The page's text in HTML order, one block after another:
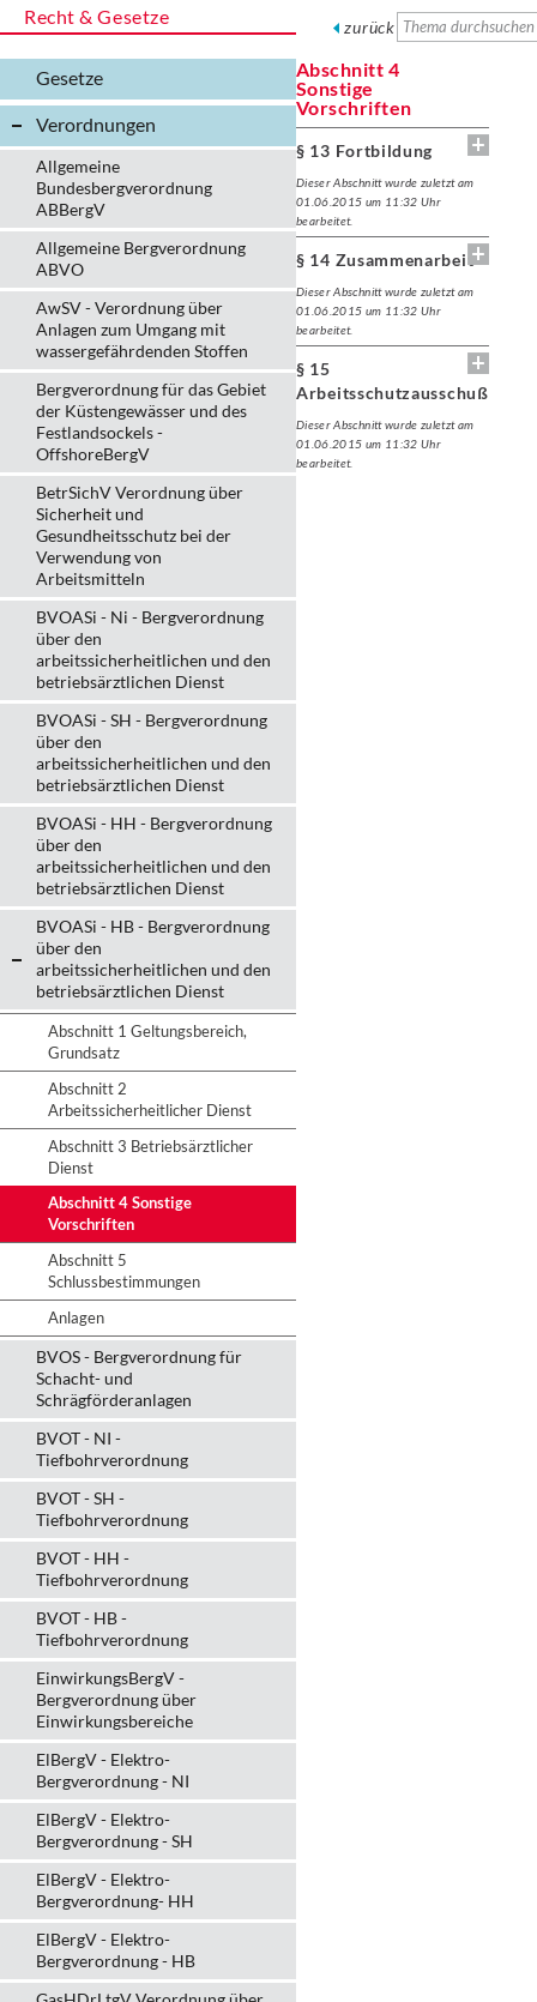
Recht & Gesetze
Gesetze
Verordnungen
Allgemeine
Bundesbergverordnung
ABBergV
Allgemeine Bergverordnung
ABVO
AwSV - Verordnung über
Anlagen zum Umgang mit
wassergefährdenden Stoffen
Bergverordnung für das Gebiet
der Küstengewässer und des
Festlandsockels -
OffshoreBergV
BetrSichV Verordnung über
Sicherheit und
Gesundheitsschutz bei der
Verwendung von
Arbeitsmitteln
BVOASi - Ni - Bergverordnung
über den
arbeitssicherheitlichen und den
betriebsärztlichen Dienst
BVOASi - SH - Bergverordnung
über den
arbeitssicherheitlichen und den
betriebsärztlichen Dienst
BVOASi - HH - Bergverordnung
über den
arbeitssicherheitlichen und den
betriebsärztlichen Dienst
BVOASi - HB - Bergverordnung
über den
arbeitssicherheitlichen und den
betriebsärztlichen Dienst
Abschnitt 1 Geltungsbereich,
Grundsatz
Abschnitt 2
Arbeitssicherheitlicher Dienst
Abschnitt 3 Betriebsärztlicher
Dienst
Abschnitt 4 Sonstige
Vorschriften
Abschnitt 5
Schlussbestimmungen
Anlagen
BVOS - Bergverordnung für
Schacht- und
Schrägförderanlagen
BVOT - NI -
Tiefbohrverordnung
BVOT - SH -
Tiefbohrverordnung
BVOT - HH -
Tiefbohrverordnung
BVOT - HB -
Tiefbohrverordnung
EinwirkungsBergV -
Bergverordnung über
Einwirkungsbereiche
ElBergV - Elektro-
Bergverordnung - NI
ElBergV - Elektro-
Bergverordnung - SH
ElBergV - Elektro-
Bergverordnung- HH
ElBergV - Elektro-
Bergverordnung - HB
zurück
Abschnitt 4
Sonstige
Vorschriften
§ 13 Fortbildung
Dieser Abschnitt wurde zuletzt am
01.06.2015 um 11:32 Uhr
bearbeitet.
§ 14 Zusammenarbeit
Dieser Abschnitt wurde zuletzt am
01.06.2015 um 11:32 Uhr
bearbeitet.
§ 15
Arbeitsschutzausschuß
Dieser Abschnitt wurde zuletzt am
01.06.2015 um 11:32 Uhr
bearbeitet.